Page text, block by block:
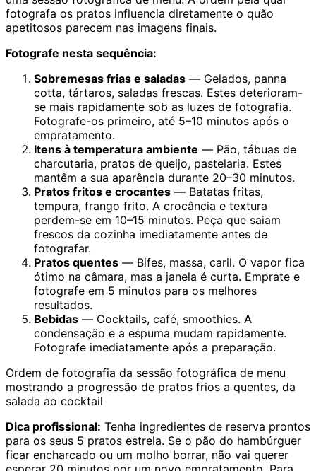
fotografa os pratos influencia diretamente o quão
apetitosos parecem nas imagens finais.
Fotografe nesta sequência:
Sobremesas frias e saladas — Gelados, panna
cotta, tártaros, saladas frescas. Estes deterioram-
se mais rapidamente sob as luzes de fotografia.
Fotografe-os primeiro, até 5–10 minutos após o
empratamento.
Itens à temperatura ambiente — Pão, tábuas de
charcutaria, pratos de queijo, pastelaria. Estes
mantêm a sua aparência durante 20–30 minutos.
Pratos fritos e crocantes — Batatas fritas,
tempura, frango frito. A crocância e textura
perdem-se em 10–15 minutos. Peça que saiam
frescos da cozinha imediatamente antes de
fotografar.
Pratos quentes — Bifes, massa, caril. O vapor fica
ótimo na câmara, mas a janela é curta. Emprate e
fotografe em 5 minutos para os melhores
resultados.
Bebidas — Cocktails, café, smoothies. A
condensação e a espuma mudam rapidamente.
Fotografe imediatamente após a preparação.
Ordem de fotografia da sessão fotográfica de menu
mostrando a progressão de pratos frios a quentes, da
salada ao cocktail
Dica profissional: Tenha ingredientes de reserva prontos
para os seus 5 pratos estrela. Se o pão do hambúrguer
ficar encharcado ou um molho borrar, não vai querer